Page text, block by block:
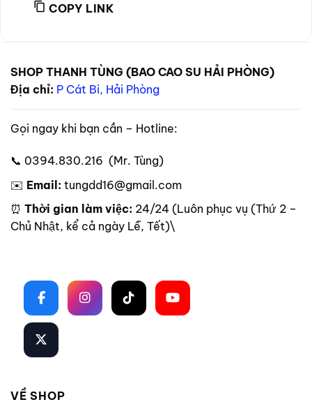
COPY LINK
SHOP THANH TÙNG (BAO CAO SU HẢI PHÒNG)
Địa chỉ: P Cát Bi, Hải Phòng
Gọi ngay khi bạn cần – Hotline:
📞 0394.830.216 (Mr. Tùng)
✉️ Email: tungdd16@gmail.com
⏰ Thời gian làm việc: 24/24 (Luôn phục vụ (Thứ 2 –
Chủ Nhật, kể cả ngày Lễ, Tết)\
VỀ SHOP